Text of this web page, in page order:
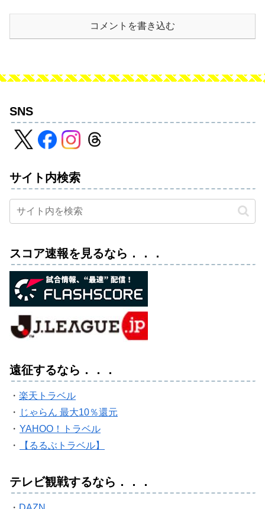
コメントを書き込む
SNS
サイト内検索
スコア速報を見るなら．．．
遠征するなら．．．
・ 楽天トラベル
・ じゃらん 最大10％還元
・ YAHOO！トラベル
・
【るるぶトラベル】
テレビ観戦するなら．．．